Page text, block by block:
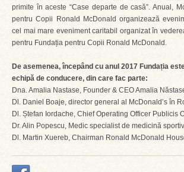
primite în aceste “Case departe de casă”. Anual,
pentru Copii Ronald McDonald organizează
cel mai mare eveniment caritabil organizat în
pentru Fundația pentru Copii Ronald McDonald.
De asemenea, începând cu anul 2017 Fundația
echipă de conducere, din care fac parte:
Dna. Amalia Nastase, Founder & CEO Amalia
Dl. Daniel Boaje, director general al McDonald’s în
Dl. Ștefan Iordache, Chief Operating Officer Publicis
Dr. Alin Popescu, Medic specialist de medicină
Dl. Martin Xuereb, Chairman Ronald McDonald